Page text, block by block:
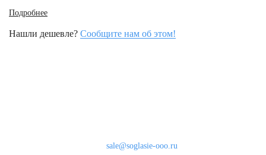
Подробнее
Нашли дешевле? Сообщите нам об этом!
sale@soglasie-ooo.ru